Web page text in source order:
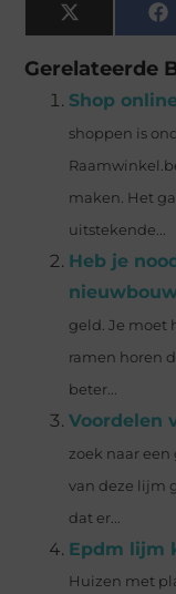
X
(Twitter)
Gerelateerde
Shop
shoppen is
maken. Het
uitstekende...
Heb je
geld. Je moet
ramen horen
beter...
Voordelen
zoek naar
van deze lijm
dat er...
Epdm lijm
Huizen met